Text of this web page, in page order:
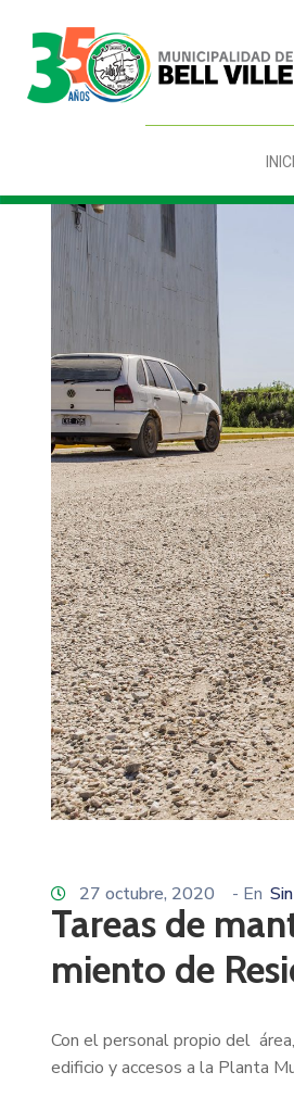
27 octubre, 2020 - En
Tareas de
miento de
Con el personal propio del
edificio y accesos a la Planta